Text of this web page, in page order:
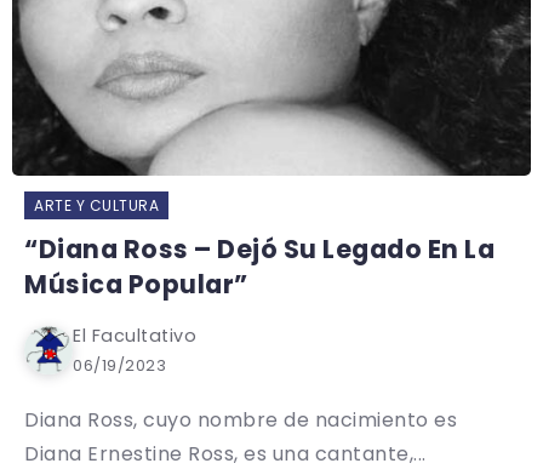
ARTE Y CULTURA
“Diana Ross – Dejó Su Legado En La
Música Popular”
El Facultativo
06/19/2023
Diana Ross, cuyo nombre de nacimiento es
Diana Ernestine Ross, es una cantante,...